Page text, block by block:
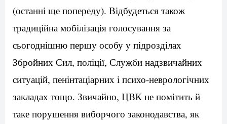
(останні ще попереду). Відбудеться також
традиційна мобілізація голосування за
сьогоднішню першу особу у підрозділах
Збройних Сил, поліції, Служби надзвичайних
ситуацій, пенінтаціарних і психо-неврологічних
закладах тощо. Звичайно, ЦВК не помітить й
таке порушення виборчого законодавства, як